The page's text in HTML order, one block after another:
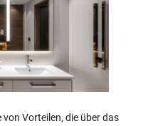
Vorteilen, die über das